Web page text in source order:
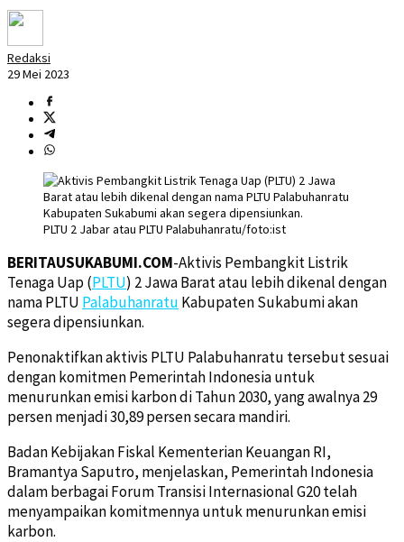
Redaksi
29 Mei 2023
PLTU 2 Jabar atau PLTU Palabuhanratu/foto:ist
BERITAUSUKABUMI.COM-Aktivis Pembangkit Listrik
Tenaga Uap (PLTU) 2 Jawa Barat atau lebih dikenal dengan
nama PLTU Palabuhanratu Kabupaten Sukabumi akan
segera dipensiunkan.
Penonaktifkan aktivis PLTU Palabuhanratu tersebut sesuai
dengan komitmen Pemerintah Indonesia untuk
menurunkan emisi karbon di Tahun 2030, yang awalnya 29
persen menjadi 30,89 persen secara mandiri.
Badan Kebijakan Fiskal Kementerian Keuangan RI,
Bramantya Saputro, menjelaskan, Pemerintah Indonesia
dalam berbagai Forum Transisi Internasional G20 telah
menyampaikan komitmennya untuk menurunkan emisi
karbon.